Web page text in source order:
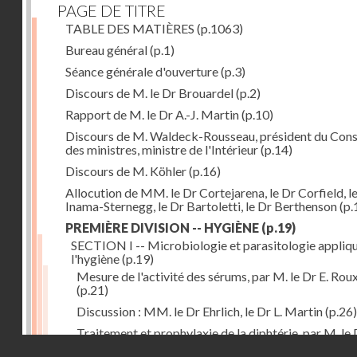
PAGE DE TITRE
TABLE DES MATIÈRES (p.1063)
Bureau général(p.1)
Séance générale d'ouverture(p.3)
Discours de M. le Dr Brouardel(p.2)
Rapport de M. le Dr A.-J. Martin(p.10)
Discours de M. Waldeck-Rousseau, président du
des ministres, ministre de l'Intérieur(p.14)
Discours de M. Köhler(p.16)
Allocution de MM. le Dr Cortejarena, le Dr Corfield,
Inama-Sternegg, le Dr Bartoletti, le Dr Berthenson
PREMIÈRE DIVISION -- HYGIÈNE (p.19)
SECTION I -- Microbiologie et parasitologie
l'hygiène(p.19)
Mesure de l'activité des sérums, par M. le Dr E.
(p.21)
Discussion : MM. le Dr Ehrlich, le Dr L. Martin(p.26)
Traitement et prophylaxie de la diphtérie, par M. le